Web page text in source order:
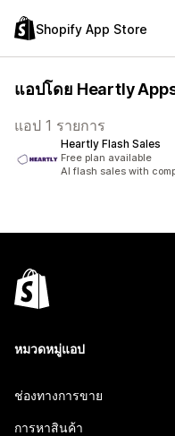
Shopify App Store
แอปโดย Heartly
แอป 1 รายการ
Heartly Flash Sales
Free plan available
AI flash sales with
หมวดหมู่แอป
ช่องทางการขาย
การหาสินค้า